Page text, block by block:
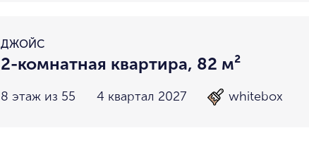
ДЖОЙС
2-комнатная квартира, 82 м²
8 этаж из 55 4 квартал 2027 whitebox